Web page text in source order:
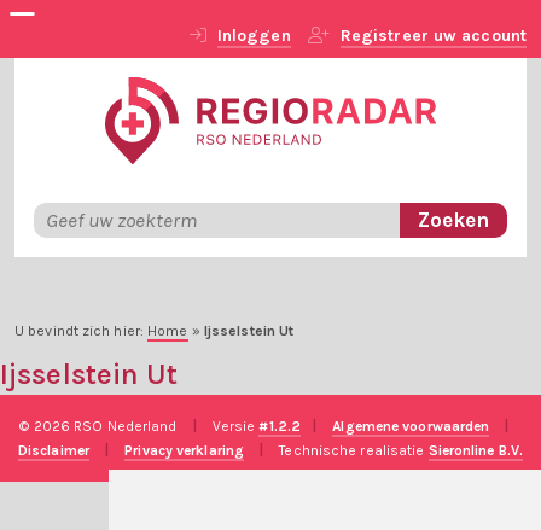
Inloggen Registreer uw account
U bevindt zich hier: Home » Ijsselstein Ut
Ijsselstein Ut
© 2026 RSO Nederland Versie#1.2.2 Algemene voorwaarden
Disclaimer
Privacy verklaring Technische realisatie Sieronline B.V.